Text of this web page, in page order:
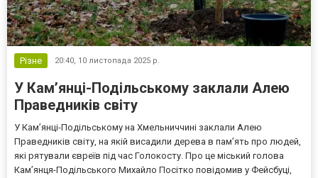
Різне 20:40, 10 листопада 2025 р.
У Кам’янці-Подільському заклали Алею
Праведників світу
У Кам’янці-Подільському на Хмельниччині заклали Алею
Праведників світу, на якій висадили дерева в пам’ять про людей,
які рятували євреїв під час Голокосту. Про це міський голова
Кам’янця-Подільського Михайло Посітко повідомив у Фейсбуці,